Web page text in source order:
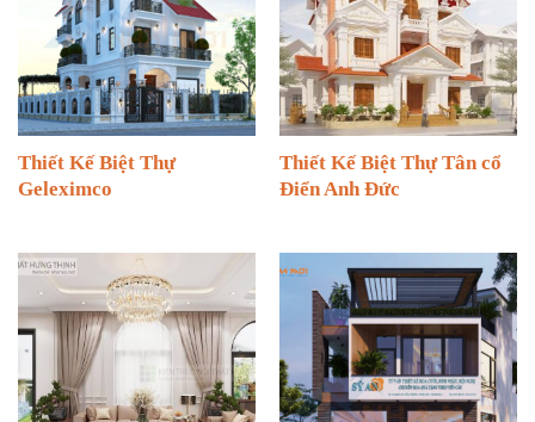
Thiết Kế Biệt Thự
Geleximco
Thiết Kế Biệt Thự Tân cổ
Điển Anh Đức